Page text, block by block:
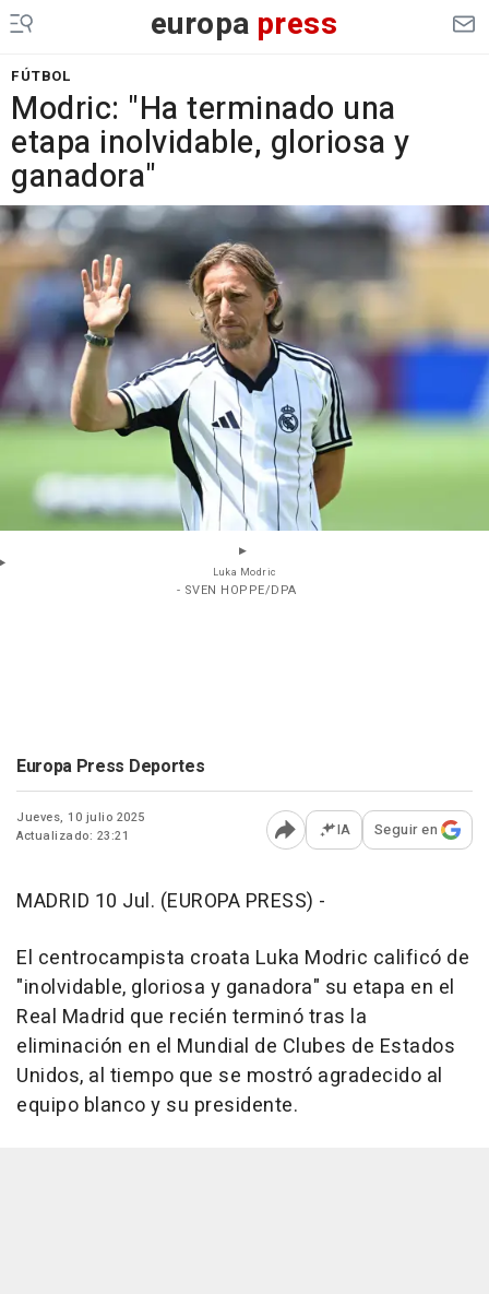
europa press
FÚTBOL
Modric: "Ha terminado una
etapa inolvidable, gloriosa y
ganadora"
Luka Modric
- SVEN HOPPE/DPA
Europa Press Deportes
Jueves, 10 julio 2025
Actualizado: 23:21
Abrir opciones para
IA Seguir en
MADRID 10 Jul. (EUROPA PRESS) -
El centrocampista croata Luka Modric calificó de
"inolvidable, gloriosa y ganadora" su etapa en el
Real Madrid que recién terminó tras la
eliminación en el Mundial de Clubes de Estados
Unidos, al tiempo que se mostró agradecido al
equipo blanco y su presidente.